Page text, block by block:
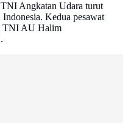
Angkatan Udara turut
Kedua pesawat
TNI AU Halim